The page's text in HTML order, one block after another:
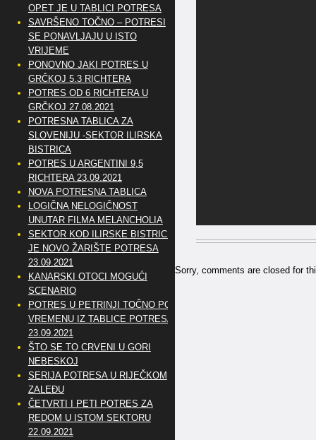
Sorry, comments are closed for
OPET JE U TABLICI POTRESA
SAVRŠENO TOČNO – POTRESI
SE PONAVLJAJU U ISTO
VRIJEME
PONOVNO JAKI POTRES U
GRČKOJ 5.3 RICHTERA
POTRES OD 6 RICHTERA U
GRČKOJ 27.08.2021
POTRESNA TABLICA ZA
SLOVENIJU -SEKTOR ILIRSKA
BISTRICA
POTRES U ARGENTINI 9,5
RICHTERA 23.09.2021
NOVA POTRESNA TABLICA
LOGIČNA NELOGIČNOST
UNUTAR FILMA MELANCHOLIA
SEKTOR KOD ILIRSKE BISTRICE
JE NOVO ŽARIŠTE POTRESA
23.09.2021
KANARSKI OTOCI MOGUĆI
SCENARIO
POTRES U PETRINJI TOČNO PO
VREMENU IZ TABLICE POTRESA
23.09.2021
ŠTO SE TO CRVENI U GORI
NEBESKOJ
SERIJA POTRESA U RIJEČKOM
ZALEĐU
ČETVRTI I PETI POTRES ZA
REDOM U ISTOM SEKTORU
22.09.2021